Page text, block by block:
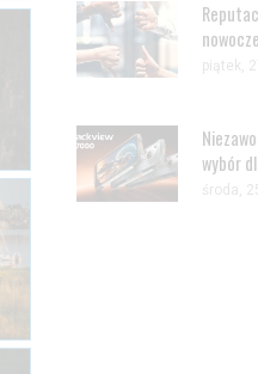
piątek,
wybór
środa,